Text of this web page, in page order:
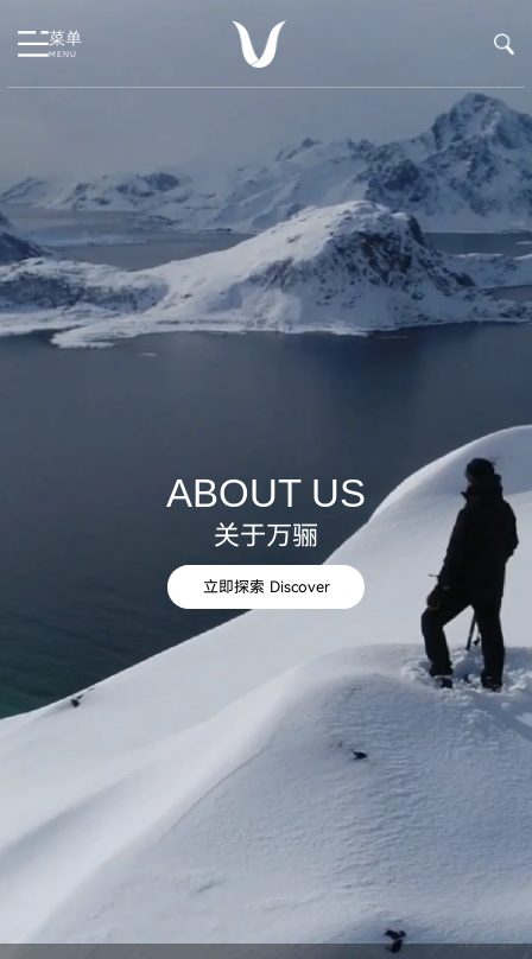
菜单
MENU
ABOUT US
关于万骊
立即探索 Discover